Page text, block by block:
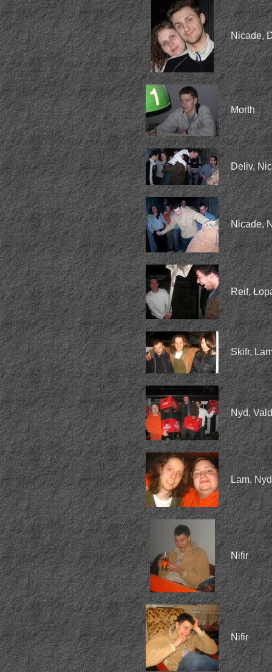
Nicade,
Morth
Deliv,
Nicade,
Reif,
Skifr,
Nyd,
Lam, Nyd
Nifir
Nifir